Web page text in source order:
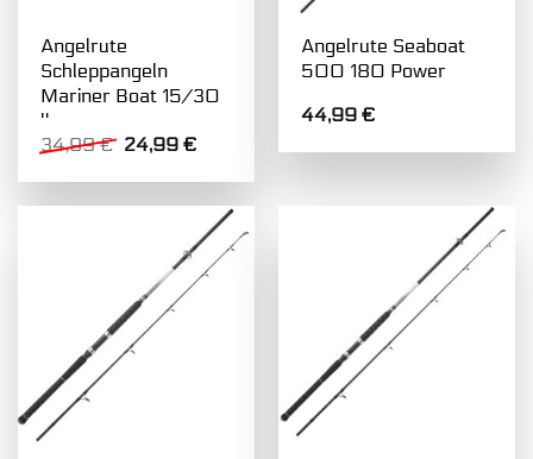
Angelrute
Schleppangeln
Mariner Boat 15/30
lbs
34,99€ Ursprünglicher
war:
34,99 €
24,99€Aktueller
ist:
24,99 €.
Angelrute Seaboat
500 180 Power
44,99€